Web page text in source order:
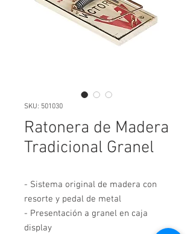
SKU: 501030
Ratonera de Madera
Tradicional Granel
- Sistema original de madera con
resorte y pedal de metal
- Presentación a granel en caja
display